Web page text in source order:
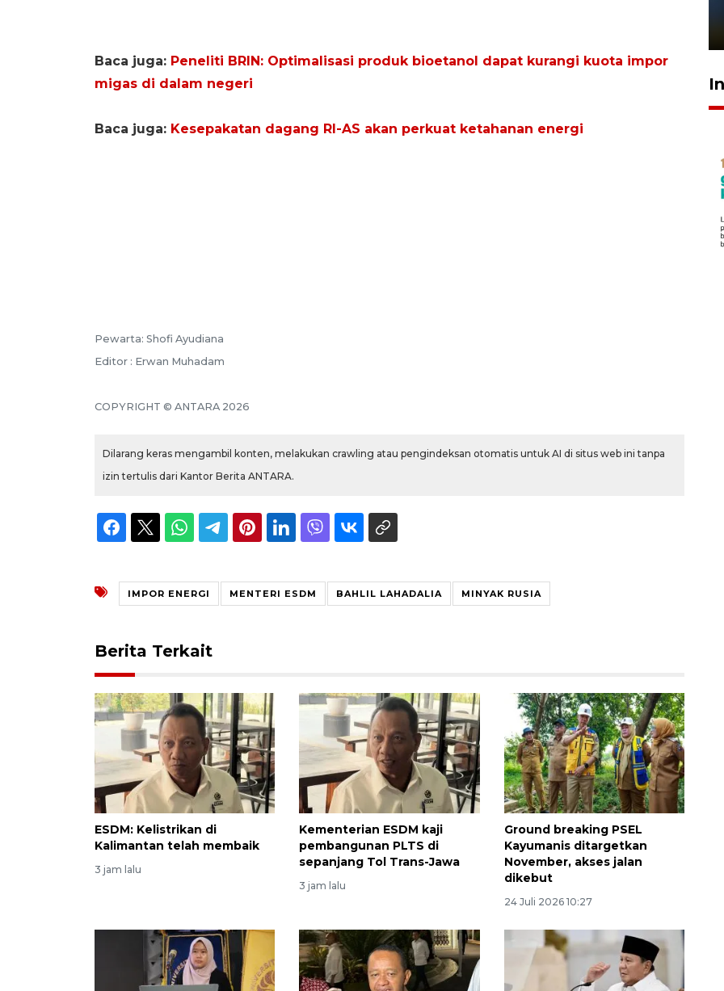
Baca juga: Peneliti BRIN: Optimalisasi produk bioetanol dapat kurangi kuota impor
migas di dalam negeri
Baca juga: Kesepakatan dagang RI-AS akan perkuat ketahanan energi
Pewarta: Shofi Ayudiana
Editor : Erwan Muhadam
COPYRIGHT © ANTARA 2026
Dilarang keras mengambil konten, melakukan crawling atau pengindeksan otomatis untuk AI di situs web ini tanpa
izin tertulis dari Kantor Berita ANTARA.
IMPOR ENERGI MENTERI ESDM BAHLIL LAHADALIA MINYAK RUSIA
Berita Terkait
ESDM: Kelistrikan di
Kalimantan telah membaik
3 jam lalu
Kementerian ESDM kaji
pembangunan PLTS di
sepanjang Tol Trans-Jawa
3 jam lalu
Ground breaking PSEL
Kayumanis ditargetkan
November, akses jalan
dikebut
24 Juli 2026 10:27
Vaksin HPV untuk siswa laki-
laki